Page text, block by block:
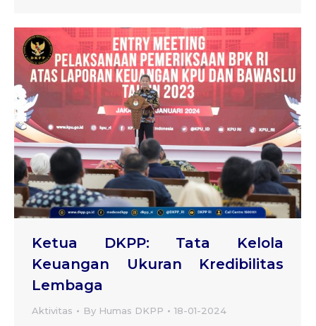
Ketua DKPP: Tata Kelola
Keuangan Ukuran Kredibilitas
Lembaga
Aktivitas By Humas DKPP 18-01-2024